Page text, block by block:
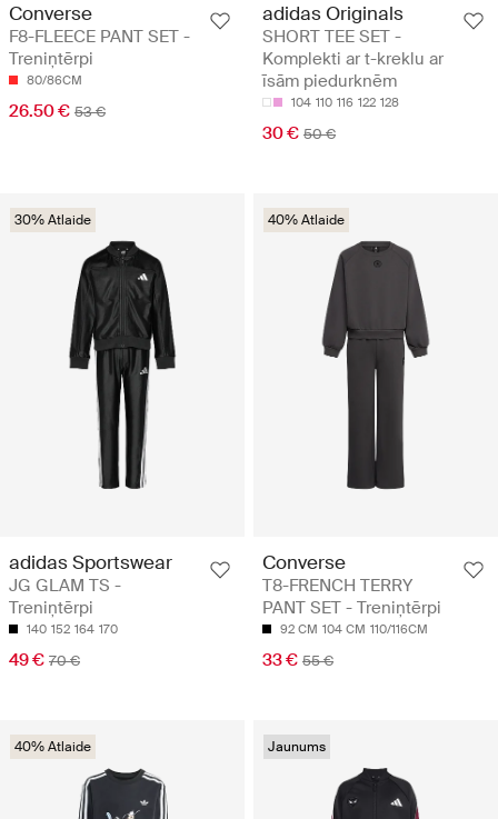
Converse
F8-FLEECE PANT SET -
Treniņtērpi
80/86CM
26.50 € 53 €
adidas Originals
SHORT TEE SET -
Komplekti ar t-kreklu ar
īsām piedurknēm
104 110 116 122 128
30 € 50 €
30% Atlaide
adidas Sportswear
JG GLAM TS -
Treniņtērpi
140 152 164 170
49 € 70 €
40% Atlaide
Converse
T8-FRENCH TERRY
PANT SET - Treniņtērpi
92 CM 104 CM 110/116CM
33 € 55 €
40% Atlaide Jaunums